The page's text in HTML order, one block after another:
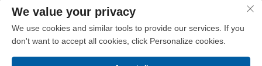
フォローする
We value your privacy
We use cookies and similar tools to provide our services. If you
don't want to accept all cookies, click Personalize cookies.